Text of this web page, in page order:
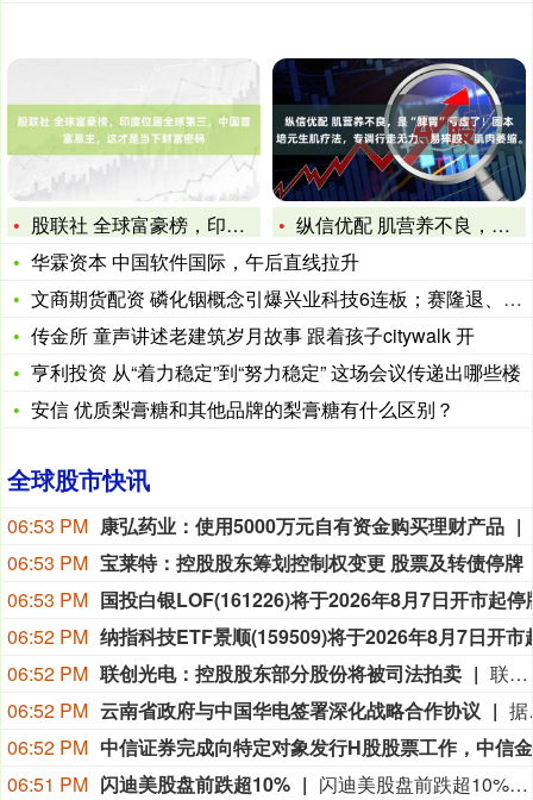
股联社 全球富豪榜，印度位居全球第三，中国首富易主，这才是当
纵信优配 肌营养不良，是“脾胃”亏虚了！固本培元生肌疗法，专
华霖资本 中国软件国际，午后直线拉升
文商期货配资 磷化铟概念引爆兴业科技6连板；赛隆退、恒久退等
传金所 童声讲述老建筑岁月故事 跟着孩子citywalk 开
亨利投资 从“着力稳定”到“努力稳定” 这场会议传递出哪些楼
安信 优质梨膏糖和其他品牌的梨膏糖有什么区别？
全球股市快讯
06:53 PM 康弘药业：使用5000万元自有资金购买理财产品
06:53 PM 宝莱特：控股股东筹划控制权变更 股票及转债停牌
06:53 PM
06:52 PM
06:52 PM 联创光电：控股股东部分股份将被司法拍卖
联创光电8月6日公告，公司股票于2026年8月4日、8月5日、8月6日连续三个交易日收盘价格跌幅偏离值累计超过20%，属于股票交易异常波动情形。2026年8月20日10时至2026年8月21日10时止，公司控股股东电子集团部分股份将被司法拍卖，被司法拍卖数量为9,708,100股，占其所持有公司股份总数的11.19%，占公司总股本的2.15%。目前，司法拍卖事项尚处在公示阶段，后续可能涉及竞拍、缴款、股权变更过户等环节，最终拍卖结果存在不确定性。
06:52 PM 云南省政府与中国华电签署深化战略合作协议
据“云南发布”，8月6日，云南省政府与中国华电集团有限公司在昆明签署深化
06:52 PM
06:51 PM 闪迪美股盘前跌超10%
闪迪美股盘前跌超10%，现报1213.17美元。